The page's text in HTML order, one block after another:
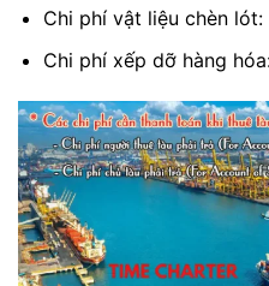
Chi phí vật liệu chèn lót:
Chi phí xếp dỡ hàng